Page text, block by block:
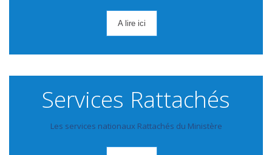
A lire ici
Services Rattachés
Les services nationaux Rattachés du Ministère